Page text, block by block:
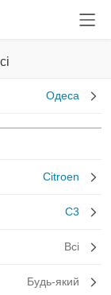
Одеса
Citroen
C3
Всі
Будь-який